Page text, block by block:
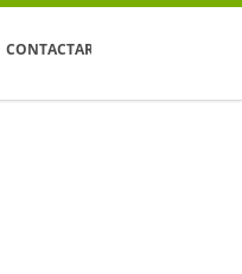
CONTACTAR